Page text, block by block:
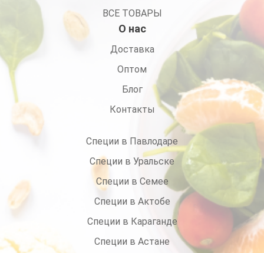
ВСЕ ТОВАРЫ
О нас
Доставка
Оптом
Блог
Контакты
Специи в Павлодаре
Специи в Уральске
Специи в Семее
Специи в Актобе
Специи в Караганде
Специи в Астане